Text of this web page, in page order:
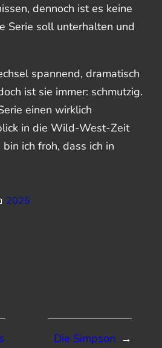
dennoch ist es keine
Serie soll unterhalten und
spannend, dramatisch
ist sie immer: schmutzig.
einen wirklich
in die Wild-West-Zeit
ich froh, dass ich in
2025
→
Die Simpson